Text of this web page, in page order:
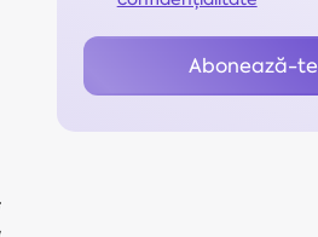
Abonează-te